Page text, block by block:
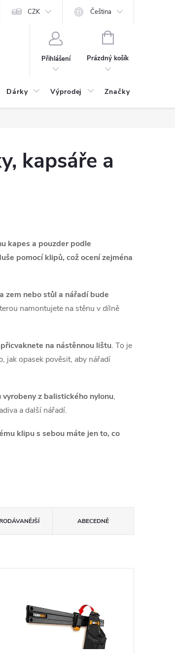
CZK Čeština
Přihlášení
NÁKUPNÍ
Prázdný košík
Dárky Výprodej Značky
kapsáře a
kapes a pouzder podle
pomocí klipů, což ocení zejména
zem nebo stůl a nářadí bude
namontujete na stěnu v dílně
na nástěnnou lištu. To je
jak opasek pověsit, aby nářadí
vyrobeny z balistického nylonu,
a další nářadí.
klipu s sebou máte jen to, co
ABECEDNĚ